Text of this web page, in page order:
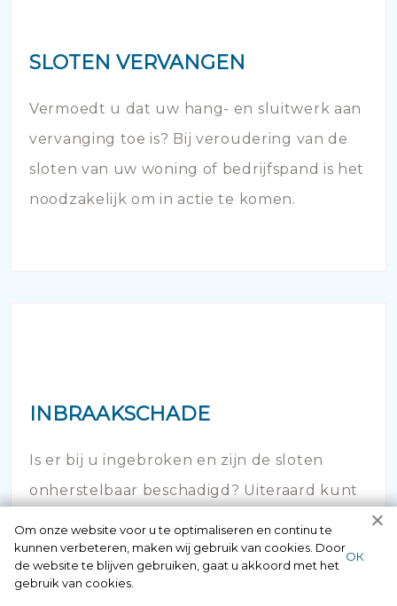
SLOTEN VERVANGEN
Vermoedt u dat uw hang- en sluitwerk aan
vervanging toe is? Bij veroudering van de
sloten van uw woning of bedrijfspand is het
noodzakelijk om in actie te komen.
INBRAAKSCHADE
Is er bij u ingebroken en zijn de sloten
onherstelbaar beschadigd? Uiteraard kunt
Om onze website voor u te optimaliseren en continu te
kunnen verbeteren, maken wij gebruik van cookies. Door
de website te blijven gebruiken, gaat u akkoord met het
gebruik van cookies.
ОК